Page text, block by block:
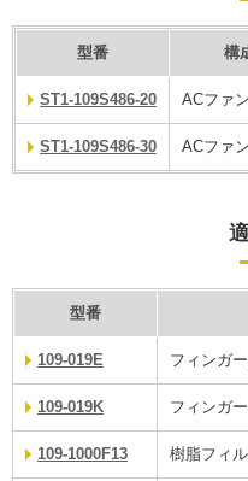
型番 構
ST1-109S486-20 ACファ
ST1-109S486-30 ACファ
型番
109-019E フィンガ
109-019K フィンガ
109-1000F13 樹脂フィ